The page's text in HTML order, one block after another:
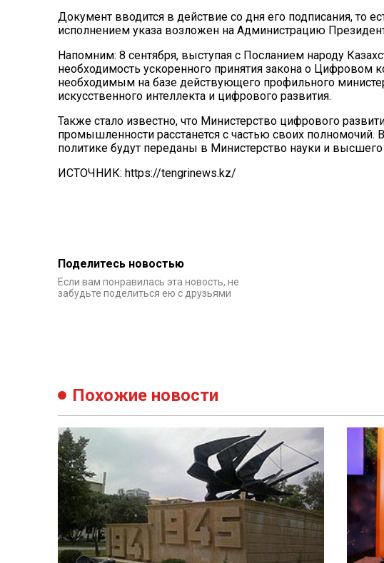
Документ вводится в действие со дня его подписания, то
исполнением указа возложен на Администрацию
Напомним: 8 сентября, выступая с Посланием народу
необходимость ускоренного принятия закона о Цифровом
необходимым на базе действующего профильного
искусственного интеллекта и цифрового развития.
Также стало известно, что Министерство цифрового
промышленности расстанется с частью своих полномочий.
политике будут переданы в Министерство науки и высшего
ИСТОЧНИК: https://tengrinews.kz/
Поделитесь новостью
Если вам понравилась эта новость, не
забудьте поделиться ею с друзьями
Похожие новости